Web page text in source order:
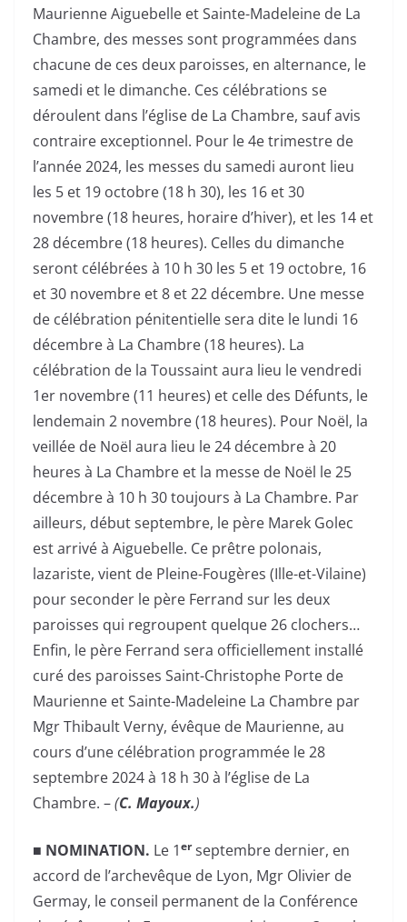
Maurienne Aiguebelle et Sainte-Madeleine de La
Chambre, des messes sont programmées dans
chacune de ces deux paroisses, en alternance, le
samedi et le dimanche. Ces célébrations se
déroulent dans l’église de La Chambre, sauf avis
contraire exceptionnel. Pour le 4e trimestre de
l’année 2024, les messes du samedi auront lieu
les 5 et 19 octobre (18 h 30), les 16 et 30
novembre (18 heures, horaire d’hiver), et les 14 et
28 décembre (18 heures). Celles du dimanche
seront célébrées à 10 h 30 les 5 et 19 octobre, 16
et 30 novembre et 8 et 22 décembre. Une messe
de célébration pénitentielle sera dite le lundi 16
décembre à La Chambre (18 heures). La
célébration de la Toussaint aura lieu le vendredi
1er novembre (11 heures) et celle des Défunts, le
lendemain 2 novembre (18 heures). Pour Noël, la
veillée de Noël aura lieu le 24 décembre à 20
heures à La Chambre et la messe de Noël le 25
décembre à 10 h 30 toujours à La Chambre. Par
ailleurs, début septembre, le père Marek Golec
est arrivé à Aiguebelle. Ce prêtre polonais,
lazariste, vient de Pleine-Fougères (Ille-et-Vilaine)
pour seconder le père Ferrand sur les deux
paroisses qui regroupent quelque 26 clochers…
Enfin, le père Ferrand sera officiellement installé
curé des paroisses Saint-Christophe Porte de
Maurienne et Sainte-Madeleine La Chambre par
Mgr Thibault Verny, évêque de Maurienne, au
cours d’une célébration programmée le 28
septembre 2024 à 18 h 30 à l’église de La
Chambre. –(C. Mayoux.)
■ NOMINATION. Le 1erseptembre dernier, en
accord de l’archevêque de Lyon, Mgr Olivier de
Germay, le conseil permanent de la Conférence